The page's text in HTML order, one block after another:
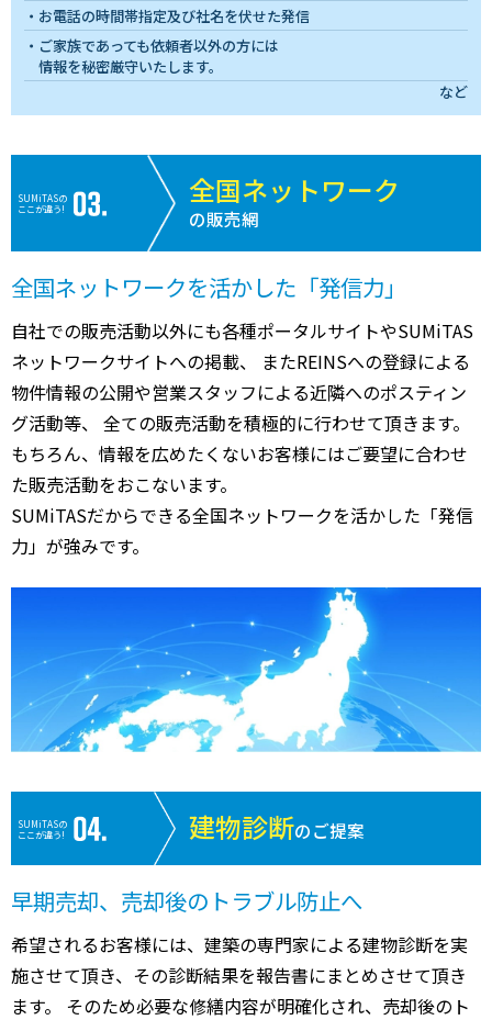
お電話の時間帯指定及び社名を伏せた発信
ご家族であっても依頼者以外の方には
情報を秘密厳守いたします。
など
SUMiTASの
ここが違う!
全国ネットワーク
の販売網
全国ネットワークを活かした「発信力」
自社での販売活動以外にも各種ポータルサイトやSUMiTAS
ネットワークサイトへの掲載、 またREINSへの登録による
物件情報の公開や営業スタッフによる近隣へのポスティン
グ活動等、 全ての販売活動を積極的に行わせて頂きます。
もちろん、情報を広めたくないお客様にはご要望に合わせ
た販売活動をおこないます。
SUMiTASだからできる全国ネットワークを活かした「発信
力」が強みです。
SUMiTASの
ここが違う!
建物診断のご提案
早期売却、売却後のトラブル防止へ
希望されるお客様には、建築の専門家による建物診断を実
施させて頂き、その診断結果を報告書にまとめさせて頂き
ます。 そのため必要な修繕内容が明確化され、売却後のト